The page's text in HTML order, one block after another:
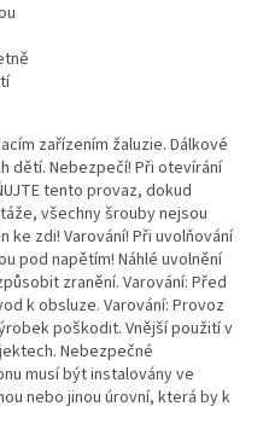
zařízením žaluzie. Dálkové
dětí. Nebezpečí! Při otevírání
tento provaz, dokud
všechny šrouby nejsou
zdi! Varování! Při uvolňování
pod napětím! Náhlé uvolnění
zranění. Varování: Před
k obsluze. Varování: Provoz
poškodit. Vnější použití v
Nebezpečné
musí být instalovány ve
nebo jinou úrovní, která by k